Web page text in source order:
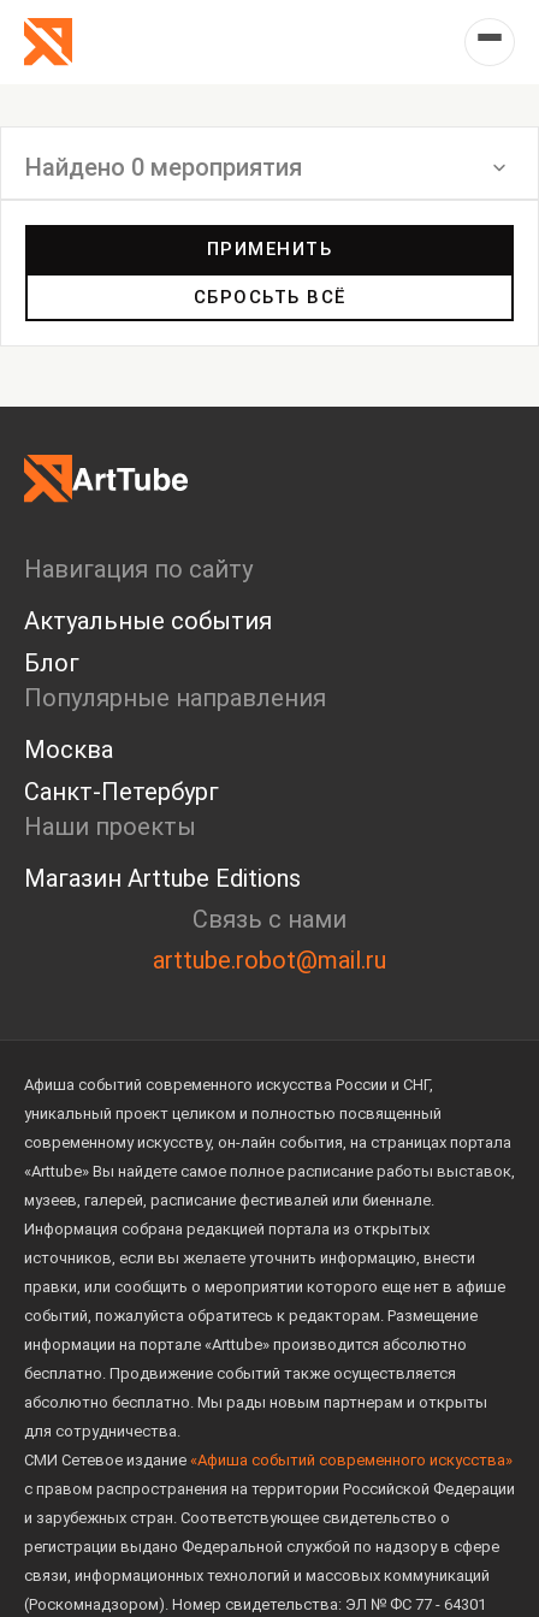
Найдено 0 мероприятия
Дискуссия
Пост-релиз
Пресс-конференция
Ярмарка
Open call
Экскурсия
Дискуссия
Cosmoscow 2024
Blazar 2024
Встречи
Круглый стол
ПРИМЕНИТЬ
СБРОСЬТЬ ВСЁ
Навигация по сайту
Актуальные события
Блог
Популярные направления
Москва
Санкт-Петербург
Наши проекты
Магазин Arttube Editions
Связь с нами
arttube.robot@mail.ru
Афиша событий современного искусства России и СНГ,
уникальный проект целиком и полностью посвященный
современному искусству, он-лайн события, на страницах портала
«Arttube» Вы найдете самое полное расписание работы выставок,
музеев, галерей, расписание фестивалей или биеннале.
Информация собрана редакцией портала из открытых
источников, если вы желаете уточнить информацию, внести
правки, или сообщить о мероприятии которого еще нет в афише
событий, пожалуйста обратитесь к редакторам. Размещение
информации на портале «Arttube» производится абсолютно
бесплатно. Продвижение событий также осуществляется
абсолютно бесплатно. Мы рады новым партнерам и открыты
для сотрудничества.
СМИ Сетевое издание «Афиша событий современного искусства»
с правом распространения на территории Российской Федерации
и зарубежных стран. Соответствующее свидетельство о
регистрации выдано Федеральной службой по надзору в сфере
связи, информационных технологий и массовых коммуникаций
(Роскомнадзором). Номер свидетельства: ЭЛ № ФС 77 - 64301